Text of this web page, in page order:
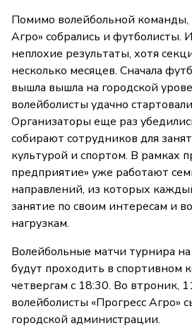
Помимо волейбольной команды,
Агро» собрались и футболисты.
неплохие результаты, хотя
несколько месяцев. Сначала
вышла вышла на городской
волейболисты удачно
Организаторы еще раз
собирают сотрудников для
культурой и спортом. В рамках
предприятие» уже работают
направлений, из которых
занятие по своим интересам и
нагрузкам.
Волейбольные матчи турнира
будут проходить в спортивном
четвергам с 18:30. Во втроник,
волейболисты «Прогресс Агро»
городской администрации.